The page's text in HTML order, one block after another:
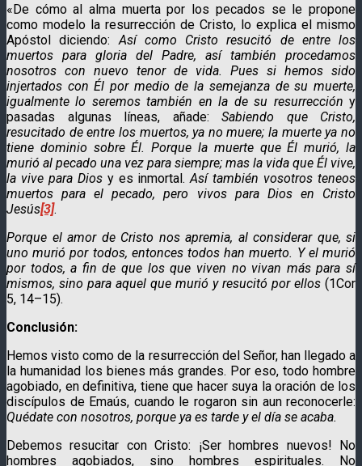
«De cómo al alma muerta por los pecados se le propone
como modelo la resurrección de Cristo, lo explica el mismo
Apóstol diciendo: Así como Cristo resucitó de entre los
muertos para gloria del Padre, así también procedamos
nosotros con nuevo tenor de vida. Pues si hemos sido
injertados con Él por medio de la semejanza de su muerte,
igualmente lo seremos también en la de su resurrección y
pasadas algunas líneas, añade: Sabiendo que Cristo,
resucitado de entre los muertos, ya no muere; la muerte ya no
tiene dominio sobre Él. Porque la muerte que Él murió, la
murió al pecado una vez para siempre; mas la vida que Él vive,
la vive para Diosy es inmortal.Así también vosotros teneos
muertos para el pecado, pero vivos para Dios en Cristo
Jesús[3].
Porque el amor de Cristo nos apremia, al considerar que, si
uno murió por todos, entonces todos han muerto. Y el murió
por todos, a fin de que los que viven no vivan más para sí
mismos, sino para aquel que murió y resucitó por ellos (1Cor
5, 14–15).
Conclusión:
Hemos visto como de la resurrección del Señor, han llegado a
la humanidad los bienes más grandes. Por eso, todo hombre
agobiado, en definitiva, tiene que hacer suya la oración de los
discípulos de Emaús, cuando le rogaron sin aun reconocerle:
Quédate con nosotros, porque ya es tarde y el día se acaba.
Debemos resucitar con Cristo: ¡Ser hombres nuevos! No
hombres agobiados, sino hombres espirituales. No